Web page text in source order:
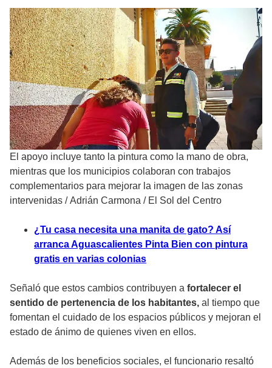
El apoyo incluye tanto la pintura como la mano de obra,
mientras que los municipios colaboran con trabajos
complementarios para mejorar la imagen de las zonas
intervenidas /Adrián Carmona / El Sol del Centro
¿Tu casa necesita una manita de gato? Así
arranca Aguascalientes Pinta Bien con pintura
gratis en varias colonias
Señaló que estos cambios contribuyen a fortalecer el
sentido de pertenencia de los habitantes, al tiempo que
fomentan el cuidado de los espacios públicos y mejoran el
estado de ánimo de quienes viven en ellos.
Además de los beneficios sociales, el funcionario resaltó